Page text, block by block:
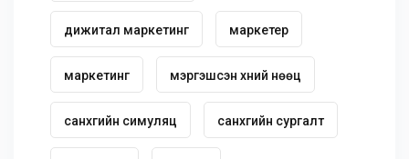
дижитал маркетинг маркетер
маркетинг мэргэшсэн хүний нөөц
санхүүгийн симуляц санхүүгийн сургалт